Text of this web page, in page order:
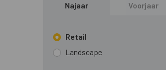
Najaar Voorjaar
Retail
Landscape